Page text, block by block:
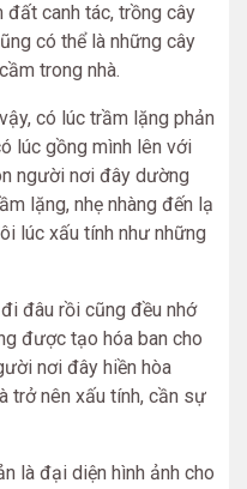
canh tác, trồng cây
có thể là những cây
trong nhà.
có lúc trầm lặng phản
lúc gồng mình lên với
người nơi đây dường
lặng, nhẹ nhàng đến lạ
lúc xấu tính như những
đâu rồi cũng đều nhớ
được tạo hóa ban cho
nơi đây hiền hòa
trở nên xấu tính, cần sự
là đại diện hình ảnh cho